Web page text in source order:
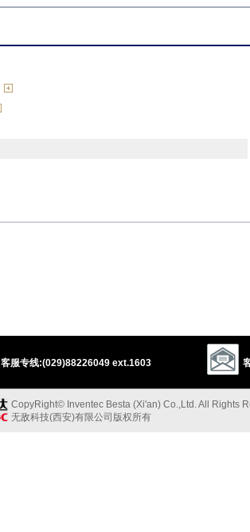
客服专线:(029)88226049 ext.1603
CopyRight© Inventec Besta (Xi'an) Co.,Ltd. All Rights
无敌科技(西安)有限公司版权所有